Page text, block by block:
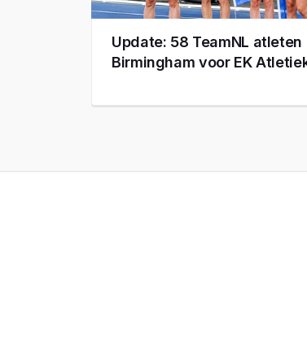
Update: 58 TeamNL atleten
Birmingham voor EK